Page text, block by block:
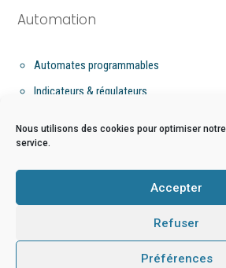
Nous utilisons des cookies pour optimiser
service.
Accepter
Refuser
Préférences
Automation
Automates programmables
Indicateurs & régulateurs
Niveau
Mesure de niveau par bullage